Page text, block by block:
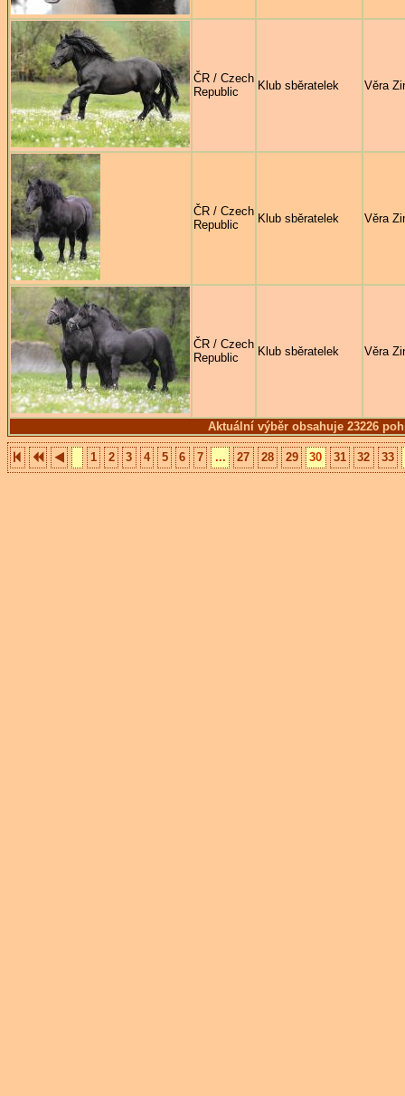
Aktuální výběr obsahuje 23226
ČR / Czech
Republic
Klub sběratelek Věra
ČR / Czech
Republic
Klub sběratelek Věra
ČR / Czech
Republic
Klub sběratelek Věra
1 2 3 4 5 6 7 ... 27 28 29 30 31 32 33